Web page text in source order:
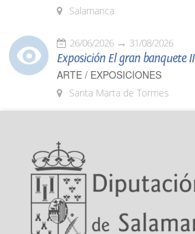
Salamanca
26/06/2026 31/08/2026
Exposición El gran banquete II
ARTE / EXPOSICIONES
Santa Marta de Tormes